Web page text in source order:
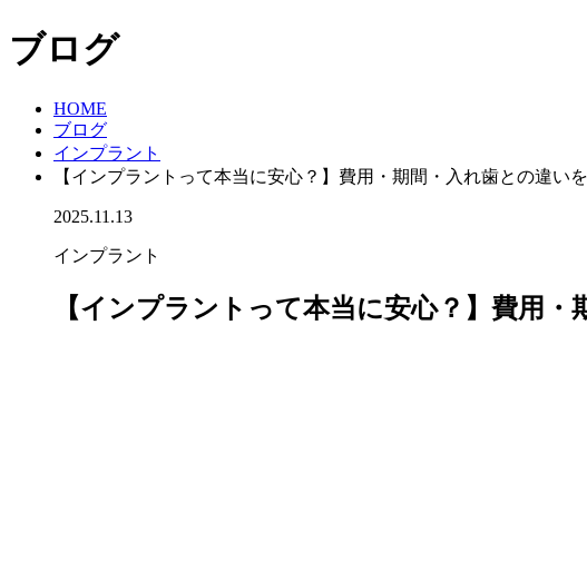
ブログ
HOME
ブログ
インプラント
【インプラントって本当に安心？】費用・期間・入れ歯との違い
2025.11.13
インプラント
【インプラントって本当に安心？】費用